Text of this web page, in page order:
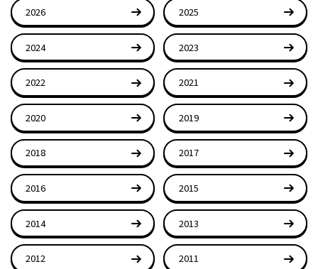
2026 2025
2024 2023
2022 2021
2020 2019
2018 2017
2016 2015
2014 2013
2012 2011